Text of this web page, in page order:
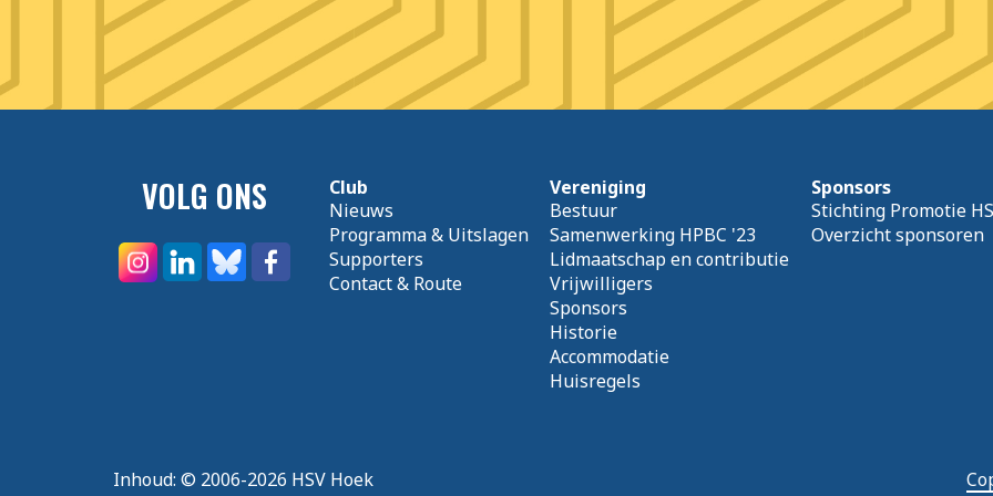
VOLG ONS
Club
Nieuws
Programma & Uitslagen
Supporters
Contact & Route
Vereniging
Bestuur
Samenwerking HPBC '23
Lidmaatschap en contributie
Vrijwilligers
Sponsors
Historie
Accommodatie
Huisregels
Sponsors
Stichting Promotie
Overzicht sponsoren
Inhoud: © 2006-2026 HSV Hoek